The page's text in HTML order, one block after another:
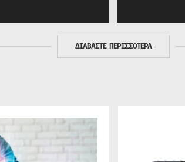
ΔΙΑΒΑΣΤΕ ΠΕΡΙΣΣΟΤΕΡΑ